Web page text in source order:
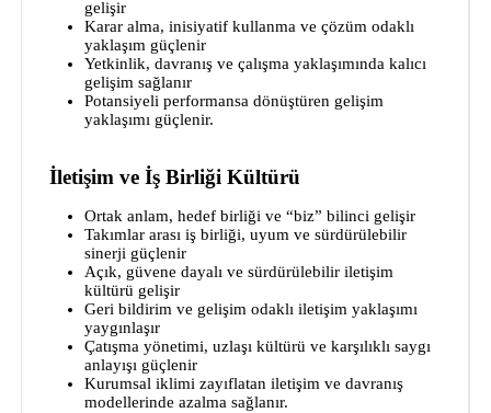
gelişir
Karar alma, inisiyatif kullanma ve çözüm odaklı
yaklaşım güçlenir
Yetkinlik, davranış ve çalışma yaklaşımında kalıcı
gelişim sağlanır
Potansiyeli performansa dönüştüren gelişim
yaklaşımı güçlenir.
İletişim ve İş Birliği Kültürü
Ortak anlam, hedef birliği ve “biz” bilinci gelişir
Takımlar arası iş birliği, uyum ve sürdürülebilir
sinerji güçlenir
Açık, güvene dayalı ve sürdürülebilir iletişim
kültürü gelişir
Geri bildirim ve gelişim odaklı iletişim yaklaşımı
yaygınlaşır
Çatışma yönetimi, uzlaşı kültürü ve karşılıklı saygı
anlayışı güçlenir
Kurumsal iklimi zayıflatan iletişim ve davranış
modellerinde azalma sağlanır.